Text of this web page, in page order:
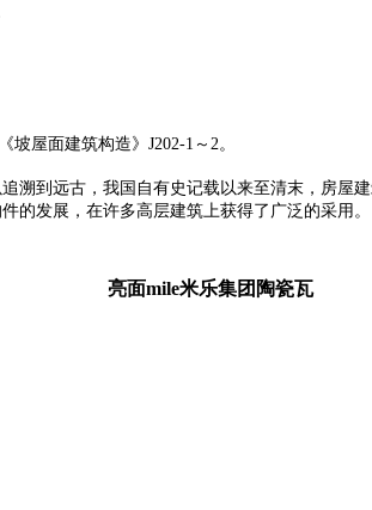
屋面建筑构造》J202-1～2。
到远古，我国自有史记载以来至清末，房屋
的发展，在许多高层建筑上获得了广泛的采用。
亮面mile米乐集团陶瓷瓦